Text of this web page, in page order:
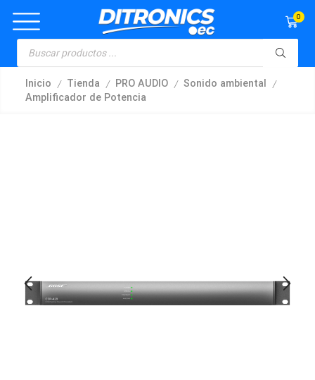
0
Inicio / Tienda / PRO AUDIO / Sonido ambiental /
Amplificador de Potencia